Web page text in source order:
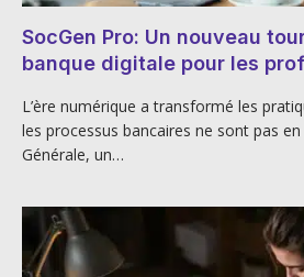
SocGen Pro: Un nouveau
banque digitale pour les
L’ère numérique a transformé les
les processus bancaires ne sont pas
Générale, un…